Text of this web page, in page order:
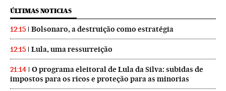
ÚLTIMAS NOTICIAS
12:15 Bolsonaro, a destruição como estratégia
12:15 Lula, uma ressurreição
21:14
O programa eleitoral de Lula da Silva: subidas de
impostos para os ricos e proteção para as minorias